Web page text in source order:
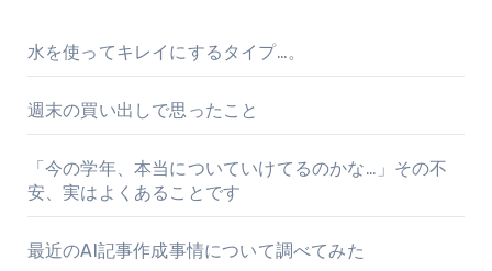
水を使ってキレイにするタイプ…。
週末の買い出しで思ったこと
「今の学年、本当についていけてるのかな…」その不
安、実はよくあることです
最近のAI記事作成事情について調べてみた